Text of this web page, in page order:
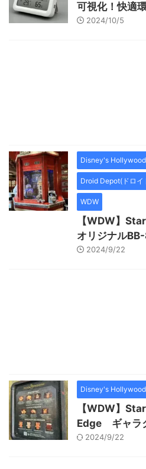
可視化！快適
2024/10/5
Disney's
Droid Depot(ドロイ
WDW
【WDW】
オリジナル
2024/9/22
Disney's
【WDW】
Edge ギャラ
2024/9/22